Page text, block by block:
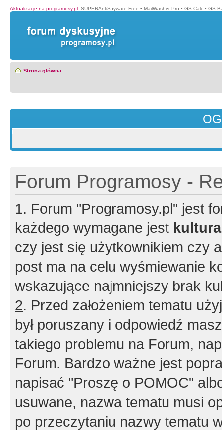
Aktualizacje na programosy.pl: SUPERAntiSpyware Free • MailWasher Pro • GS-Calc • GS-
Strona główna
Forum Programosy -
1. Forum "Programosy.pl" jest
każdego wymagane jest
czy jest się użytkownikiem czy
post ma na celu wyśmiewanie
wskazujące najmniejszy brak
2. Przed założeniem tematu
był poruszany i odpowiedź
takiego problemu na Forum,
Forum. Bardzo ważne jest
napisać "Proszę o POMOC"
usuwane, nazwa tematu musi
po przeczytaniu nazwy tematu